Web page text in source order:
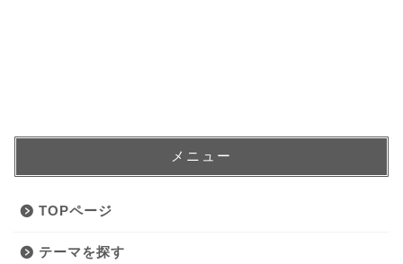
メニュー
TOPページ
テーマを探す